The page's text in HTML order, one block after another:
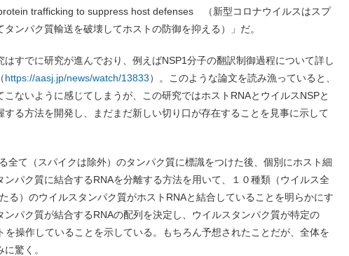
trafficking to suppress host defenses （新型コロナウイルスはスプ
ンパク質輸送を破壊してホストの防御を抑える）」だ。
はすでに研究が進んでおり、例えばNSP1分子の翻訳制御過程について詳し
https://aasj.jp/news/watch/13833）。このような論文を読み漁っていると、
こないように感じてしまうが、この研究ではホストRNAとウイルスNSPと
する方法を開発し、まだまだ新しい切り口が存在することを見事に示して
全て（スパイクは除外）のタンパク質に標識をつけた後、個別にホスト細
ンパク質に結合するRNAを分離する方法を用いて、１０種類（ウイルス全
る）のウイルスタンパク質がホストRNAと結合していることを明らかにす
ンパク質が結合するRNAの配列を決定し、ウイルスタンパク質が特定の
を操作していることを示している。もちろん予想されたことだが、全体を
驚く。